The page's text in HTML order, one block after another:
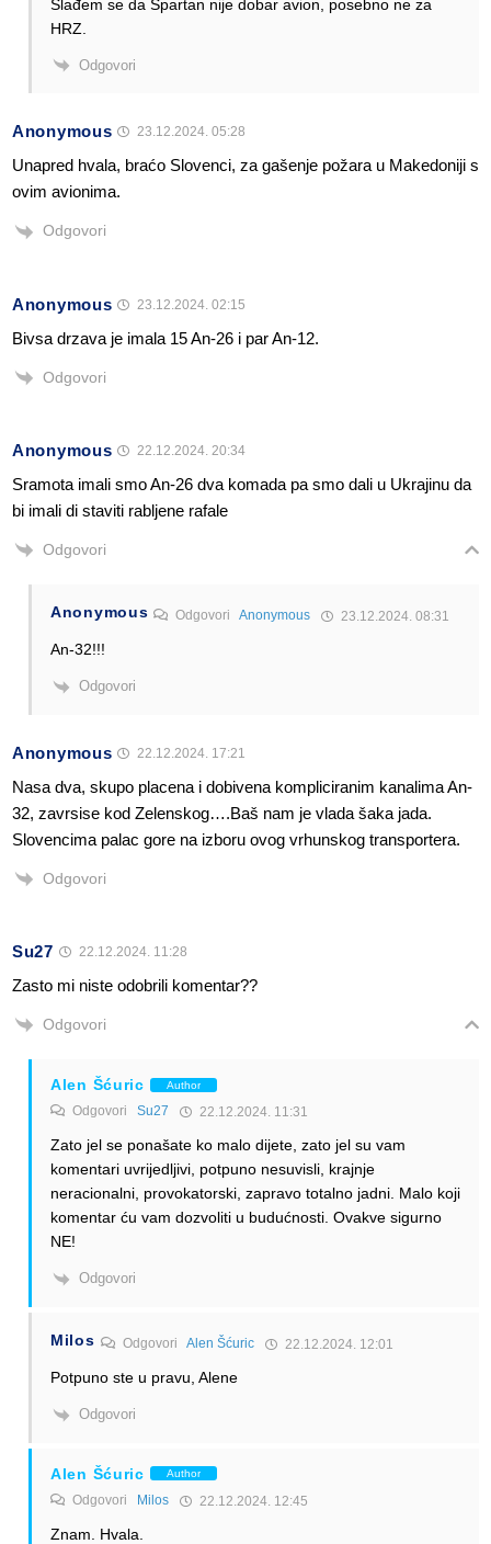
Slađem se da Spartan nije dobar avion, posebno ne za
HRZ.
Odgovori
Anonymous 23.12.2024. 05:28
Unapred hvala, braćo Slovenci, za gašenje požara u Makedoniji s
ovim avionima.
Odgovori
Anonymous 23.12.2024. 02:15
Bivsa drzava je imala 15 An-26 i par An-12.
Odgovori
Anonymous 22.12.2024. 20:34
Sramota imali smo An-26 dva komada pa smo dali u Ukrajinu da
bi imali di staviti rabljene rafale
Odgovori
Anonymous OdgovoriAnonymous 23.12.2024. 08:31
An-32!!!
Odgovori
Anonymous 22.12.2024. 17:21
Nasa dva, skupo placena i dobivena kompliciranim kanalima An-
32, zavrsise kod Zelenskog….Baš nam je vlada šaka jada.
Slovencima palac gore na izboru ovog vrhunskog transportera.
Odgovori
Su27 22.12.2024. 11:28
Zasto mi niste odobrili komentar??
Odgovori
Alen Šćuric Author
Odgovori Su27 22.12.2024. 11:31
Zato jel se ponašate ko malo dijete, zato jel su vam
komentari uvrijedljivi, potpuno nesuvisli, krajnje
neracionalni, provokatorski, zapravo totalno jadni. Malo koji
komentar ću vam dozvoliti u budućnosti. Ovakve sigurno
NE!
Odgovori
Milos Odgovori Alen Šćuric 22.12.2024. 12:01
Potpuno ste u pravu, Alene
Odgovori
Alen Šćuric Author
Odgovori Milos 22.12.2024. 12:45
Znam. Hvala.